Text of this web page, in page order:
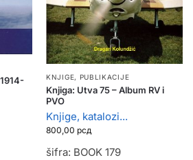
KNJIGE, PUBLIKACIJE
Knjiga: Utva 75 – Album RV i
PVO
Knjige, katalozi...
800,00 рсд
šifra: BOOK 179